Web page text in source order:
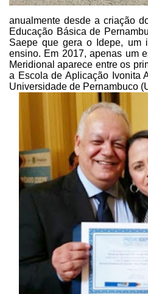
anualmente desde a criação
Educação Básica de
Saepe que gera o Idepe, um
ensino. Em 2017, apenas um
Meridional aparece entre os
a Escola de Aplicação Ivonita
Universidade de Pernambuco